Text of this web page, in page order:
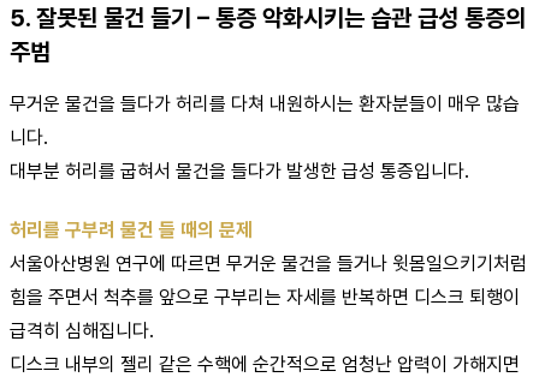
5. 잘못된 물건 들기 – 통증 악화시키는 습관 급성 통증의
주범
무거운 물건을 들다가 허리를 다쳐 내원하시는 환자분들이 매우 많습
니다.
대부분 허리를 굽혀서 물건을 들다가 발생한 급성 통증입니다.
허리를 구부려 물건 들 때의 문제
서울아산병원 연구에 따르면 무거운 물건을 들거나 윗몸일으키기처럼
힘을 주면서 척추를 앞으로 구부리는 자세를 반복하면 디스크 퇴행이
급격히 심해집니다.
디스크 내부의 젤리 같은 수핵에 순간적으로 엄청난 압력이 가해지면